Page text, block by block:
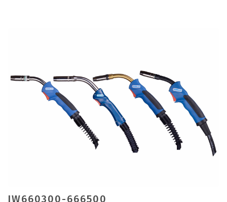
IW660300-666500